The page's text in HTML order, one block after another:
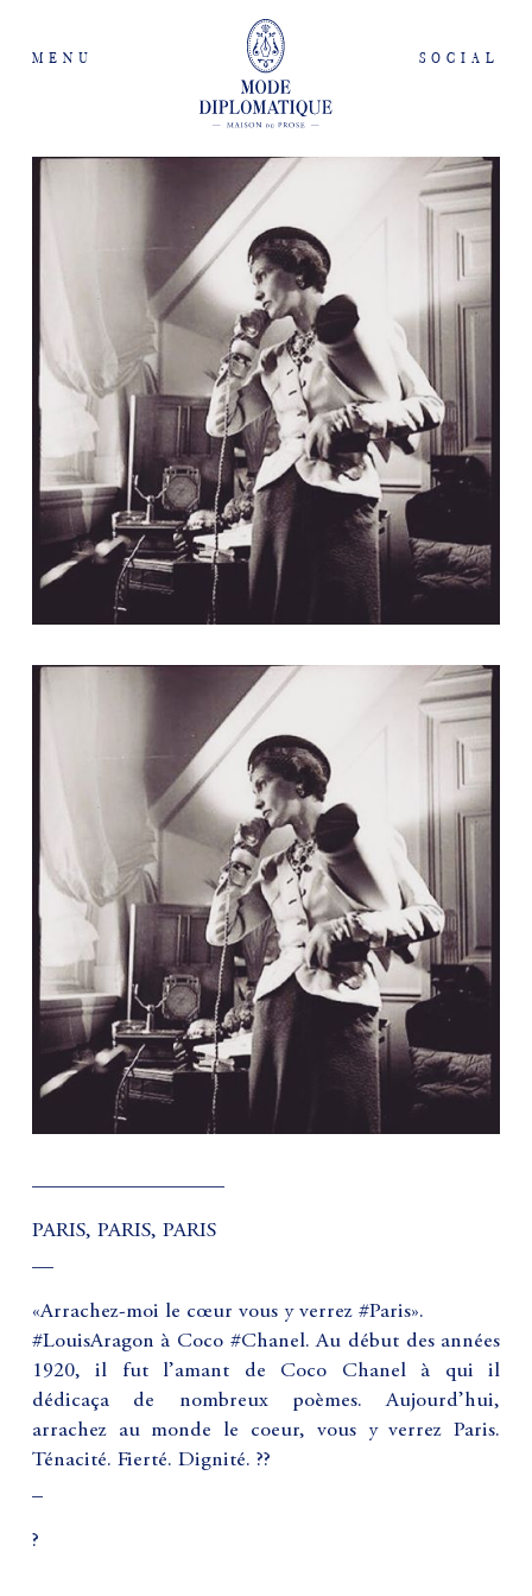
MENU SOCIAL
PARIS, PARIS, PARIS
«Arrachez-moi le cœur vous y verrez #Paris».
#LouisAragon à Coco #Chanel. Au début des années
1920, il fut l’amant de Coco Chanel à qui il
dédicaça de nombreux poèmes. Aujourd’hui,
arrachez au monde le coeur, vous y verrez Paris.
Ténacité. Fierté. Dignité. ??
?